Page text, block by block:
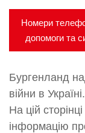
Номери
допомоги та
Бургенланд
війни в Україні.
На цій
інформацію